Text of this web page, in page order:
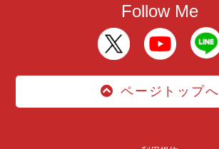
Follow Me
ページトップへ